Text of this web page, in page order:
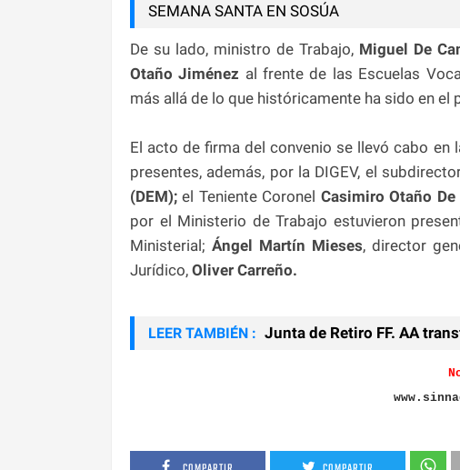
SEMANA SANTA EN SOSÚA
De su lado, ministro de Trabajo, Miguel De
Otaño Jiménez al frente de las Escuelas
más allá de lo que históricamente ha sido en el
El acto de firma del convenio se llevó cabo
presentes, además, por la DIGEV, el
(DEM); el Teniente Coronel Casimiro Otaño De
por el Ministerio de Trabajo estuvieron
Ministerial; Ángel Martín Mieses, director
Jurídico, Oliver Carreño.
LEER TAMBIÉN : Junta de Retiro FF. AA